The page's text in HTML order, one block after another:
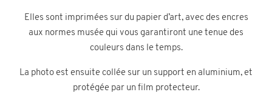
Elles sont imprimées sur du papier d’art, avec des encres
aux normes musée qui vous garantiront une tenue des
couleurs dans le temps.
La photo est ensuite collée sur un support en aluminium, et
protégée par un film protecteur.